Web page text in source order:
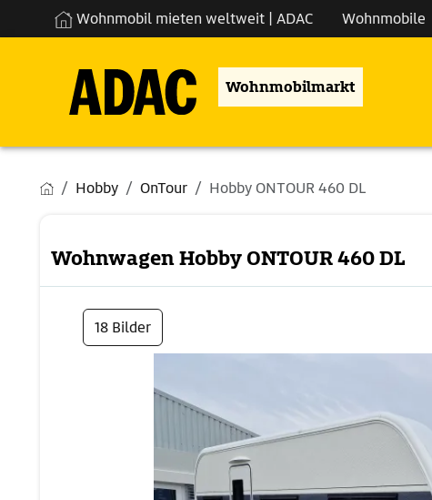
Wohnmobil mieten weltweit | ADAC Wohnmobile
Wohnmobilmarkt
Hobby OnTour Hobby ONTOUR 460 DL
Wohnwagen Hobby ONTOUR 460 DL
18 Bilder